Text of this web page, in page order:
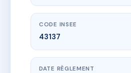
CODE INSEE
43137
DATE RÈGLEMENT